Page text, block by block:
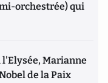
orchestrée) qui
l'Elysée, Marianne
de la Paix